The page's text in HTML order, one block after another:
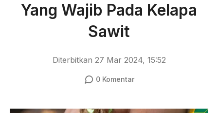
Yang Wajib Pada Kelapa
Sawit
Diterbitkan 27 Mar 2024, 15:52
0Komentar